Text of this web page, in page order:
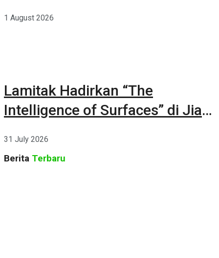
1 August 2026
Lamitak Hadirkan “The
Intelligence of Surfaces” di Jia
31 July 2026
Berita Terbaru